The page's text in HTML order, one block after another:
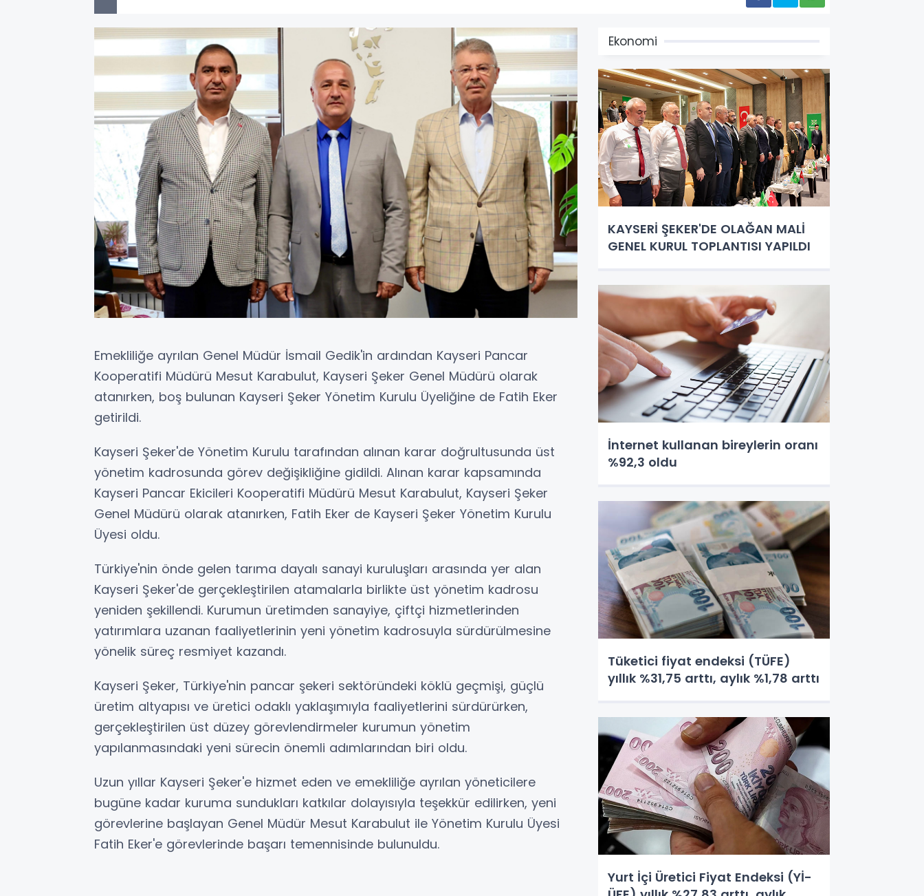
Emekliliğe ayrılan Genel Müdür İsmail Gedik'in ardından Kayseri Pancar
Kooperatifi Müdürü Mesut Karabulut, Kayseri Şeker Genel Müdürü olarak
atanırken, boş bulunan Kayseri Şeker Yönetim Kurulu Üyeliğine de Fatih Eker
getirildi.
Kayseri Şeker'de Yönetim Kurulu tarafından alınan karar doğrultusunda üst
yönetim kadrosunda görev değişikliğine gidildi. Alınan karar kapsamında
Kayseri Pancar Ekicileri Kooperatifi Müdürü Mesut Karabulut, Kayseri Şeker
Genel Müdürü olarak atanırken, Fatih Eker de Kayseri Şeker Yönetim Kurulu
Üyesi oldu.
Türkiye'nin önde gelen tarıma dayalı sanayi kuruluşları arasında yer alan
Kayseri Şeker'de gerçekleştirilen atamalarla birlikte üst yönetim kadrosu
yeniden şekillendi. Kurumun üretimden sanayiye, çiftçi hizmetlerinden
yatırımlara uzanan faaliyetlerinin yeni yönetim kadrosuyla sürdürülmesine
yönelik süreç resmiyet kazandı.
Kayseri Şeker, Türkiye'nin pancar şekeri sektöründeki köklü geçmişi, güçlü
üretim altyapısı ve üretici odaklı yaklaşımıyla faaliyetlerini sürdürürken,
gerçekleştirilen üst düzey görevlendirmeler kurumun yönetim
yapılanmasındaki yeni sürecin önemli adımlarından biri oldu.
Uzun yıllar Kayseri Şeker'e hizmet eden ve emekliliğe ayrılan yöneticilere
bugüne kadar kuruma sundukları katkılar dolayısıyla teşekkür edilirken, yeni
görevlerine başlayan Genel Müdür Mesut Karabulut ile Yönetim Kurulu Üyesi
Fatih Eker'e görevlerinde başarı temennisinde bulunuldu.
Ekonomi
KAYSERİ ŞEKER'DE OLAĞAN MALİ
GENEL KURUL TOPLANTISI YAPILDI
İnternet kullanan bireylerin oranı
%92,3 oldu
Tüketici fiyat endeksi (TÜFE)
yıllık %31,75 arttı, aylık %1,78 arttı
Yurt İçi Üretici Fiyat Endeksi (Yİ-